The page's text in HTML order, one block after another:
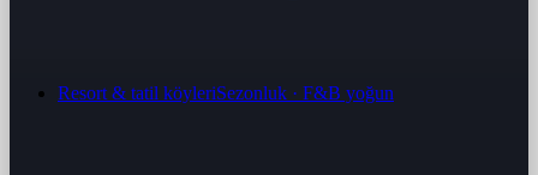
Resort & tatil köyleriSezonluk · F&B yoğun